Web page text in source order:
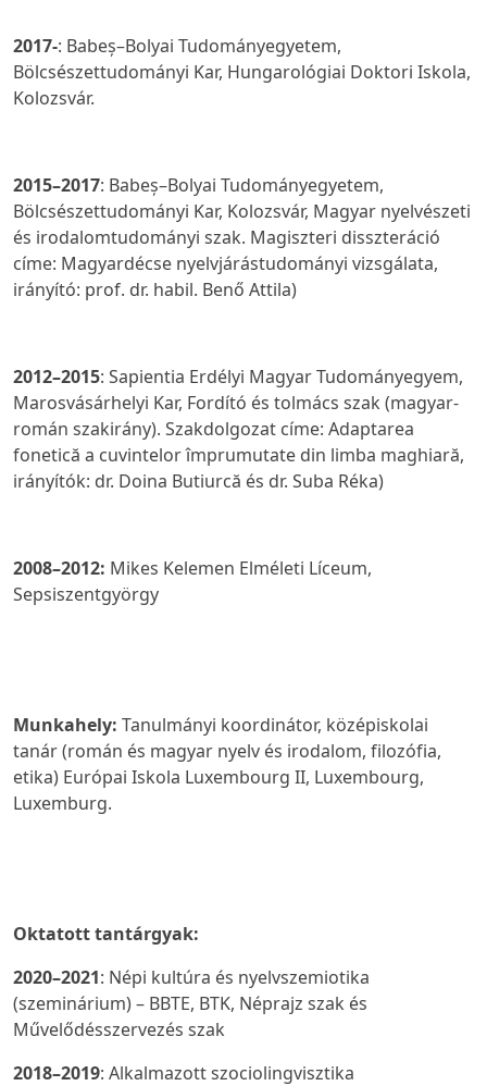
2017-: Babeș–Bolyai Tudományegyetem,
Bölcsészettudományi Kar, Hungarológiai Doktori Iskola,
Kolozsvár.
2015–2017: Babeș–Bolyai Tudományegyetem,
Bölcsészettudományi Kar, Kolozsvár, Magyar nyelvészeti
és irodalomtudományi szak. Magiszteri disszteráció
címe: Magyardécse nyelvjárástudományi vizsgálata,
irányító: prof. dr. habil. Benő Attila)
2012–2015: Sapientia Erdélyi Magyar Tudományegyem,
Marosvásárhelyi Kar, Fordító és tolmács szak (magyar-
román szakirány). Szakdolgozat címe: Adaptarea
fonetică a cuvintelor împrumutate din limba maghiară,
irányítók: dr. Doina Butiurcă és dr. Suba Réka)
2008–2012: Mikes Kelemen Elméleti Líceum,
Sepsiszentgyörgy
Munkahely: Tanulmányi koordinátor, középiskolai
tanár (román és magyar nyelv és irodalom, filozófia,
etika) Európai Iskola Luxembourg II, Luxembourg,
Luxemburg.
Oktatott tantárgyak:
2020–2021: Népi kultúra és nyelvszemiotika
(szeminárium) – BBTE, BTK, Néprajz szak és
Művelődésszervezés szak
2018–2019: Alkalmazott szociolingvisztika